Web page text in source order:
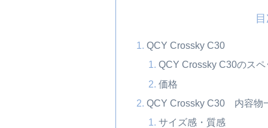
QCY Crossky C30
QCY Crossky C30のスペ
価格
QCY Crossky C30 内容物
サイズ感・質感